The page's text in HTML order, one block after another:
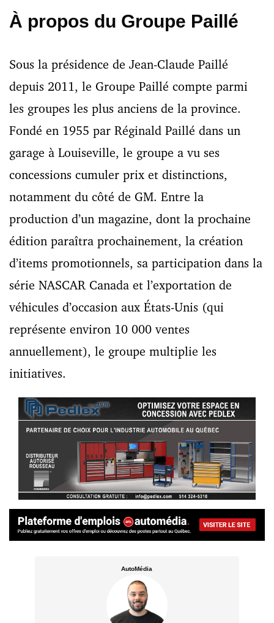
AutoMédia
À propos du Groupe Paillé
Sous la présidence de Jean-Claude Paillé
depuis 2011, le Groupe Paillé compte parmi
les groupes les plus anciens de la province.
Fondé en 1955 par Réginald Paillé dans un
garage à Louiseville, le groupe a vu ses
concessions cumuler prix et distinctions,
notamment du côté de GM. Entre la
production d’un magazine, dont la prochaine
édition paraîtra prochainement, la création
d’items promotionnels, sa participation dans la
série NASCAR Canada et l’exportation de
véhicules d’occasion aux États-Unis (qui
représente environ 10 000 ventes
annuellement), le groupe multiplie les
initiatives.